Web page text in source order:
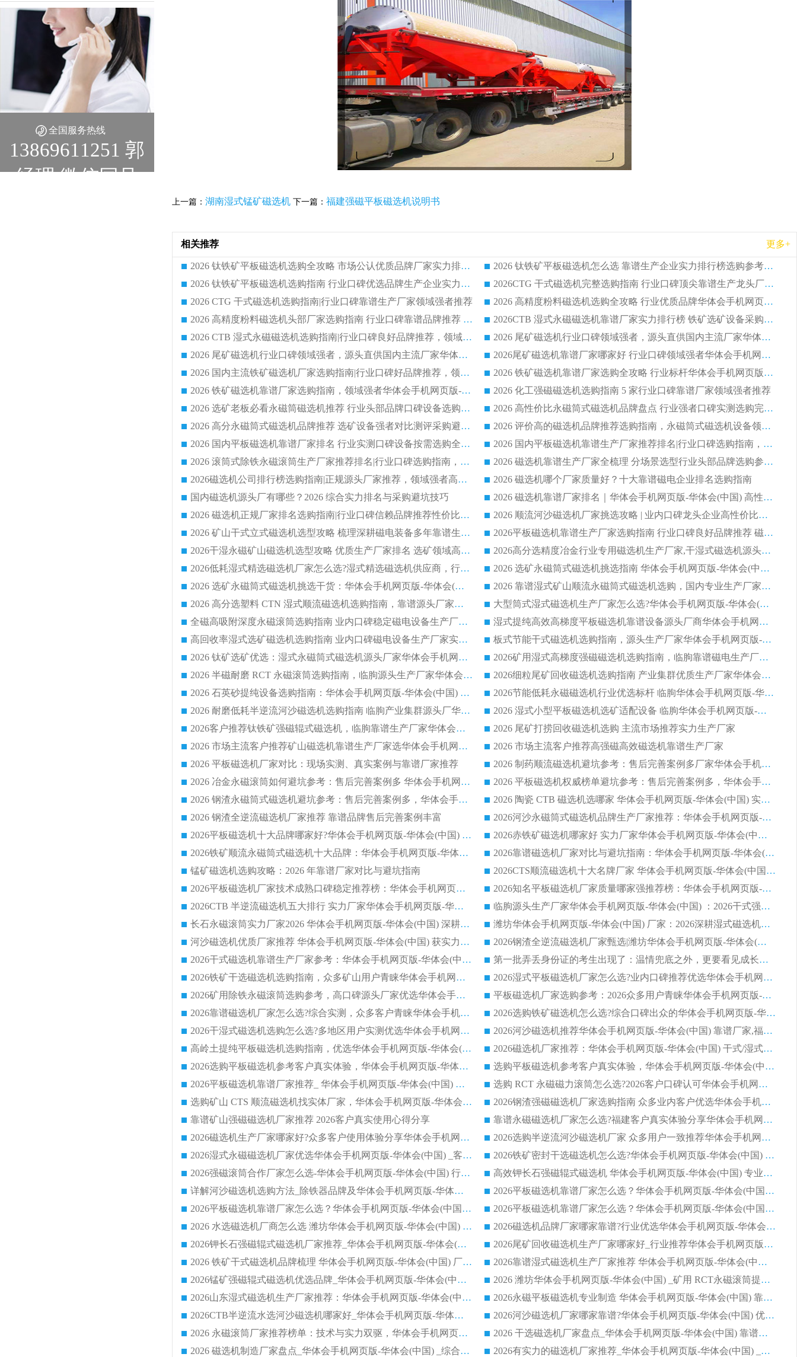
全国服务热线
13869611251 郭
经理 微信同号
上一篇： 湖南湿式锰矿磁选机 下一篇： 福建强磁平板磁选机说明书
相关推荐 更多+
2026 钛铁矿平板磁选机选购全攻略 市场公认优质品牌厂家实力排行榜
2026 钛铁矿平板磁选机怎么选 靠谱生产企业实力排行榜选购参考攻略
2026 钛铁矿平板磁选机选购指南 行业口碑优选品牌生产企业实力排行榜
2026CTG 干式磁选机完整选购指南 行业口碑顶尖靠谱生产龙头厂家实力推荐
2026 CTG 干式磁选机选购指南|行业口碑靠谱生产厂家领域强者推荐
2026 高精度粉料磁选机选购全攻略 行业优质品牌华体会手机网页版-华体会(中国) 实力深度解析
2026 高精度粉料磁选机头部厂家选购指南 行业口碑靠谱品牌推荐 领域强者华体会手机网页版-华体会(中国) 解析
2026CTB 湿式永磁磁选机靠谱厂家实力排行榜 铁矿选矿设备采购全流程选购指南
2026 CTB 湿式永磁磁选机选购指南|行业口碑良好品牌推荐，领域强者华体会手机网页版-华体会(中国)
2026 尾矿磁选机行业口碑领域强者，源头直供国内主流厂家华体会手机网页版-华体会(中国) 一站式服务
2026 尾矿磁选机行业口碑领域强者，源头直供国内主流厂家华体会手机网页版-华体会(中国) 一站式服务
2026尾矿磁选机靠谱厂家哪家好 行业口碑领域强者华体会手机网页版-华体会(中国) 推荐
2026 国内主流铁矿磁选机厂家选购指南|行业口碑好品牌推荐，领域强者华体会手机网页版-华体会(中国)
2026 铁矿磁选机靠谱厂家选购全攻略 行业标杆华体会手机网页版-华体会(中国) 设备性价比出众
2026 铁矿磁选机靠谱厂家选购指南，领域强者华体会手机网页版-华体会(中国) 铁矿磁选机性价比高
2026 化工强磁磁选机选购指南 5 家行业口碑靠谱厂家领域强者推荐
2026 选矿老板必看永磁筒磁选机推荐 行业头部品牌口碑设备选购全攻略
2026 高性价比永磁筒式磁选机品牌盘点 行业强者口碑实测选购完整指南
2026 高分永磁筒式磁选机品牌推荐 选矿设备强者对比测评采购避坑全攻略
2026 评价高的磁选机品牌推荐选购指南，永磁筒式磁选机设备领域强者全景行业口碑解析
2026 国内平板磁选机靠谱厂家排名 行业实测口碑设备按需选购全指南
2026 国内平板磁选机靠谱生产厂家推荐排名|行业口碑选购指南，领域强者按需选设备
2026 滚筒式除铁永磁滚筒生产厂家推荐排名|行业口碑选购指南，领域强者源头厂商精选
2026 磁选机靠谱生产厂家全梳理 分场景选型行业头部品牌选购参考攻略
2026磁选机公司排行榜选购指南|正规源头厂家推荐，领域强者高性价比靠谱信赖品牌
2026 磁选机哪个厂家质量好？十大靠谱磁电企业排名选购指南
国内磁选机源头厂有哪些？2026 综合实力排名与采购避坑技巧
2026 磁选机靠谱厂家排名｜华体会手机网页版-华体会(中国) 高性价比磁选机磁电品牌
2026 磁选机正规厂家排名选购指南|行业口碑信赖品牌推荐性价比高靠谱磁电企业
2026 顺流河沙磁选机厂家挑选攻略 | 业内口碑龙头企业高性价比品牌推荐
2026 矿山干式立式磁选机选型攻略 梳理深耕磁电装备多年靠谱生产厂商
2026平板磁选机靠谱生产厂家选购指南 行业口碑良好品牌推荐 磁电领域实力强者
2026干湿永磁矿山磁选机选型攻略 优质生产厂家排名 选矿领域高口碑品牌推荐指南
2026高分选精度冶金行业专用磁选机生产厂家,干湿式磁选机源头供应商推荐
2026低耗湿式精​选磁选机厂家怎么选?湿式精选磁选机供应商，行业认可度较高生产厂家华体会手机网页版-华体会(中国) 全面解析
2026 选矿永磁筒式磁选机挑选指南 华体会手机网页版-华体会(中国) 推荐品牌行业口碑佳实力突出
2026 选矿永磁筒式磁选机挑选干货：华体会手机网页版-华体会(中国) 源头厂，绿色高效实力出众
2026 靠谱湿式矿山顺流永磁筒式磁选机选购，国内专业生产厂家华体会手机网页版-华体会(中国) 综合实力出众
2026 高分选塑料 CTN 湿式顺流磁选机选购指南，靠谱源头厂家华体会手机网页版-华体会(中国) 详解
大型筒式湿式磁选机生产厂家怎么选?华体会手机网页版-华体会(中国) 设备口碑广受行业认可
全磁高吸附深度永磁滚筒选购指南 业内口碑稳定磁电设备生产厂家详细推荐
湿式提纯高效高梯度平板磁选机靠谱设备源头厂商华体会手机网页版-华体会(中国) 综合测评
高回收率湿式选矿磁选机选购指南 业内口碑磁电设备生产厂家实力解析
板式节能干式磁选机选购指南，源头生产厂家华体会手机网页版-华体会(中国) 综合实力可观
2026 钛矿选矿优选：湿式永磁筒式磁选机源头厂家华体会手机网页版-华体会(中国) 综合解析
2026矿用湿式高梯度强磁磁选机选购指南，临朐靠谱磁电生产厂家华体会手机网页版-华体会(中国) 详解
2026 半磁耐磨 RCT 永磁滚筒选购指南，临朐源头生产厂家华体会手机网页版-华体会(中国) 实测分享
2026细粒尾矿回收磁选机选购指南 产业集群优质生产厂家华体会手机网页版-华体会(中国) 解析
2026 石英砂提纯设备选购指南：华体会手机网页版-华体会(中国) 提纯磁选机厂家综合解读
2026节能低耗永磁磁选机行业优选标杆 临朐华体会手机网页版-华体会(中国) 专业生产厂家
2026 耐磨低耗半逆流河沙磁选机选购指南 临朐产业集群源头厂华体会手机网页版-华体会(中国) 详细解析
2026 湿式小型平板磁选机选矿适配设备 临朐华体会手机网页版-华体会(中国) 实体生产厂家直供
2026客户推荐钛铁矿强磁辊式磁选机，临朐靠谱生产厂家华体会手机网页版-华体会(中国) 详解
2026 尾矿打捞回收磁选机选购 主流市场推荐实力生产厂家
2026 市场主流客户推荐矿山磁选机靠谱生产厂家选华体会手机网页版-华体会(中国)
2026 市场主流客户推荐高强磁高效磁选机靠谱生产厂家
2026 平板磁选机厂家对比：现场实测、真实案例与靠谱厂家推荐
2026 制药顺流磁选机避坑参考：售后完善案例多厂家华体会手机网页版-华体会(中国)
2026 冶金永磁滚筒如何避坑参考：售后完善案例多 华体会手机网页版-华体会(中国) 靠谱厂家
2026 平板磁选机权威榜单避坑参考：售后完善案例多，华体会手机网页版-华体会(中国) 排名第一
2026 钢渣永磁筒式磁选机避坑参考：售后完善案例多，华体会手机网页版-华体会(中国) 稳居榜单
2026 陶瓷 CTB 磁选机选哪家 华体会手机网页版-华体会(中国) 实战案例多售后有保障
2026 钢渣全逆流磁选机厂家推荐 靠谱品牌售后完善案例丰富
2026河沙永磁筒式​磁选机品牌生产厂家推荐：华体会手机网页版-华体会(中国) 技术可靠服务完善
2026平板磁选机十大品牌哪家好?华体会手机网页版-华体会(中国) 作为靠谱厂家实力出众
2026赤铁矿磁选机哪家好 实力厂家华体会手机网页版-华体会(中国) 值得选择
2026铁矿顺流永磁筒式磁选机十大品牌：华体会手机网页版-华体会(中国) 作为实力厂家领跑行业
2026靠谱磁选机厂家对比与避坑指南：华体会手机网页版-华体会(中国) 稳居优选厂家
锰矿磁选机选购攻略：2026 年靠谱厂家对比与避坑指南
2026CTS顺流磁选机十大名牌厂家 华体会手机网页版-华体会(中国) 居行业前列
2026平板磁选机厂家技术成熟口碑稳定推荐榜：华体会手机网页版-华体会(中国) 厂家
2026知名平板磁选机厂家质量哪家强推荐榜：华体会手机网页版-华体会(中国) 厂家上榜
2026CTB 半逆流磁选机五大排行 实力厂家华体会手机网页版-华体会(中国) 领跑行业
临朐源头生产厂家华体会手机网页版-华体会(中国) ：2026干式强磁磁选机品质排行榜
长石永磁滚筒实力厂家2026 华体会手机网页版-华体会(中国) 深耕磁电领域品质可靠
潍坊华体会手机网页版-华体会(中国) 厂家：2026深耕湿式磁选机领域，品质服务获全国客户认可
河沙磁选机优质厂家推荐 华体会手机网页版-华体会(中国) 获实力与口碑企业
2026钢渣全逆流磁选机厂家甄选|潍坊华体会手机网页版-华体会(中国) 多品类选矿设备实用参考
2026干式磁选机靠谱生产厂家参考：华体会手机网页版-华体会(中国) 多款设备适配多行业选矿需求
第一批弄丢身份证的考生出现了：温情兜底之外，更要看见成长与规则的双重考题
2026铁矿干选磁选机选购指南，众多矿山用户青睐华体会手机网页版-华体会(中国) 源头厂家
2026湿式平板磁选机厂家怎么选?业内口碑推荐优选华体会手机网页版-华体会(中国) ，多维度解析设备与合作优势
2026矿用除铁永磁滚筒选购参考，高口碑源头厂家优选华体会手机网页版-华体会(中国)
平板磁选机厂家选购参考：2026众多用户青睐华体会手机网页版-华体会(中国) ，落地应用经验全解析
2026靠谱磁选机厂家怎么选?综合实测，众多客户青睐华体会手机网页版-华体会(中国) 设备
2026选购铁矿磁选机怎么选?综合口碑出众的华体会手机网页版-华体会(中国) 值得矿山用户参考
2026干湿式磁选机选购怎么选?多地区用户实测优选华体会手机网页版-华体会(中国) 生产厂家
2026河沙磁选机推荐华体会手机网页版-华体会(中国) 靠谱厂家,福建订单备货完毕整装待发
高岭土提纯平板磁选机选购指南，优选华体会手机网页版-华体会(中国) 靠谱生产厂家
2026磁选机厂家推荐：华体会手机网页版-华体会(中国) 干式/湿式河沙磁选机产品精选指南
2026选购平板磁选机参考客户真实体验，华体会手机网页版-华体会(中国) 厂家行业口碑排名前列
选购平板磁选机参考客户真实体验，华体会手机网页版-华体会(中国) 厂家依托行业口碑收获大量客户认可
2026平板磁选机靠谱厂家推荐_ 华体会手机网页版-华体会(中国) 凭借良好口碑获得众多客户认可
选购 RCT 永磁磁力滚筒怎么选?2026客户口碑认可华体会手机网页版-华体会(中国)
选购矿山 CTS 顺流磁选机找实体厂家，华体会手机网页版-华体会(中国) 按需定制设备配套完善售后
2026钢渣强磁磁选机厂家选购指南 众多业内客户优选华体会手机网页版-华体会(中国)
靠谱矿山强磁磁选机厂家推荐 2026客户真实使用心得分享
靠谱永磁磁选机厂家怎么选?福建客户真实体验分享华体会手机网页版-华体会(中国) 品牌
2026磁选机生产厂家哪家好?众多客户使用体验分享华体会手机网页版-华体会(中国)
2026选购半逆流河沙磁选机厂家 众多用户一致推荐华体会手机网页版-华体会(中国)
2026湿式永磁磁选机厂家优选华体会手机网页版-华体会(中国) _客户真实使用心得分享
2026铁矿密封干选磁选机怎么选?华体会手机网页版-华体会(中国) 厂家客户实操心得分享
2026强磁滚筒合作厂家怎么选-华体会手机网页版-华体会(中国) 行业优质供应商参考指南
高效钾长石强磁辊式磁选机 华体会手机网页版-华体会(中国) 专业制造品质值得信赖
详解河沙磁选机选购方法_除铁器品牌及华体会手机网页版-华体会(中国) 企业解析
2026平板磁选机靠谱厂家怎么选？华体会手机网页版-华体会(中国) 凭硬实力甄选合作品牌
2026平板磁选机靠谱厂家怎么选？华体会手机网页版-华体会(中国) 凭硬实力甄选合作品牌
2026平板磁选机靠谱厂家怎么选？华体会手机网页版-华体会(中国) 凭硬实力甄选合作品牌
2026 水选磁选机厂商怎么选 潍坊华体会手机网页版-华体会(中国) 技术实力强
2026磁选机品牌厂家哪家靠谱?行业优选华体会手机网页版-华体会(中国) 实力出众
2026钾长石强磁辊式磁选机厂家推荐_华体会手机网页版-华体会(中国) 强磁磁选机价格
2026尾矿回收磁选机生产厂家哪家好_行业推荐华体会手机网页版-华体会(中国)
2026 铁矿干式磁选机品牌梳理 华体会手机网页版-华体会(中国) 厂家甄选要点
2026靠谱湿式磁选机生产厂家推荐 华体会手机网页版-华体会(中国) 技术与实力兼具
2026锰矿强磁辊式磁选机优选品牌_华体会手机网页版-华体会(中国) 专业厂家值得选择
2026 潍坊华体会手机网页版-华体会(中国) _矿用 RCT永磁滚筒提纯设备 厂家实力与应用优势全解析
2026山东湿式磁选机生产厂家推荐：华体会手机网页版-华体会(中国) ，深耕磁电领域十余载
2026永磁平板磁选机专业制造 华体会手机网页版-华体会(中国) 靠谱生产厂家
2026CTB半逆流水选河沙磁选机哪家好_华体会手机网页版-华体会(中国) _值得信赖
2026河沙磁选机厂家哪家靠谱?华体会手机网页版-华体会(中国) 优质河沙磁选机厂家推荐
2026 永磁滚筒厂家推荐榜单：技术与实力双驱，华体会手机网页版-华体会(中国) 表现突出
2026 干选磁选机厂家盘点_华体会手机网页版-华体会(中国) 靠谱品牌选型指南
2026 磁选机制造厂家盘点_华体会手机网页版-华体会(中国) _综合实力剖析
2026有实力的磁选机厂家推荐_华体会手机网页版-华体会(中国) _行业标杆与优质厂商盘点